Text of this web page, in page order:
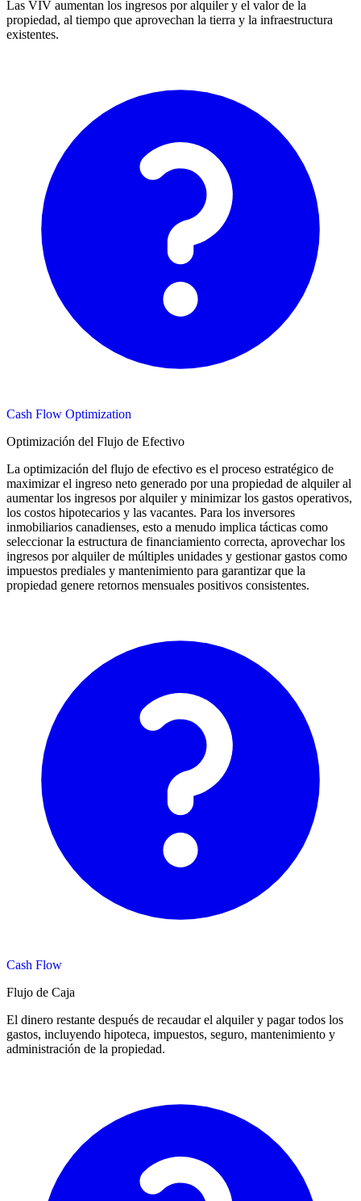
Las VIV aumentan los ingresos por alquiler y el valor de la
propiedad, al tiempo que aprovechan la tierra y la infraestructura
existentes.
Cash Flow Optimization
Optimización del Flujo de Efectivo
La optimización del flujo de efectivo es el proceso estratégico de
maximizar el ingreso neto generado por una propiedad de alquiler al
aumentar los ingresos por alquiler y minimizar los gastos operativos,
los costos hipotecarios y las vacantes. Para los inversores
inmobiliarios canadienses, esto a menudo implica tácticas como
seleccionar la estructura de financiamiento correcta, aprovechar los
ingresos por alquiler de múltiples unidades y gestionar gastos como
impuestos prediales y mantenimiento para garantizar que la
propiedad genere retornos mensuales positivos consistentes.
Cash Flow
Flujo de Caja
El dinero restante después de recaudar el alquiler y pagar todos los
gastos, incluyendo hipoteca, impuestos, seguro, mantenimiento y
administración de la propiedad.